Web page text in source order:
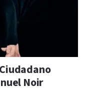
Noir